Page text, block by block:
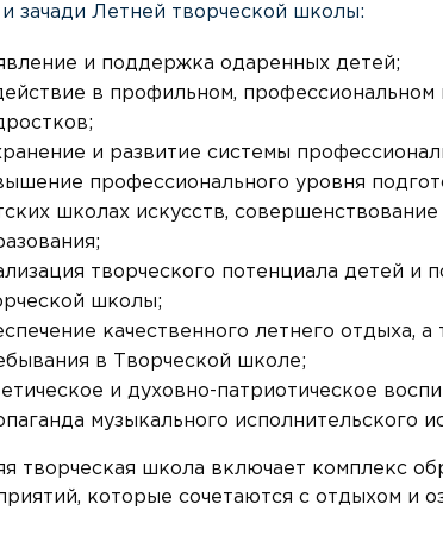
зачади Летней творческой школы:
и поддержка одаренных детей;
в профильном,
и развитие системы
профессионального уровня
школах искусств,
творческого потенциала детей и
школы;
качественного летнего отдыха,
в Творческой школе;
и духовно-патриотическое
музыкального исполнительского
творческая школа включает комплекс
которые сочетаются с отдыхом и